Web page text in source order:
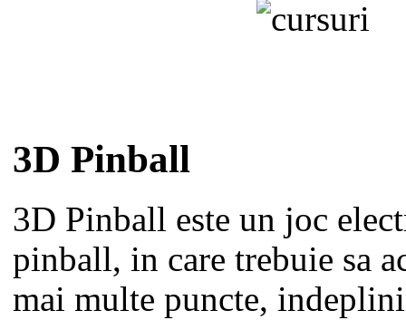
3D Pinball
3D Pinball este un joc
pinball, in care trebuie sa
mai multe puncte,